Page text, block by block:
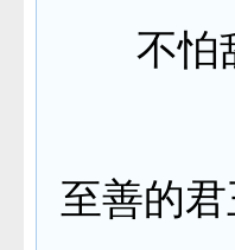
不怕
至善的君